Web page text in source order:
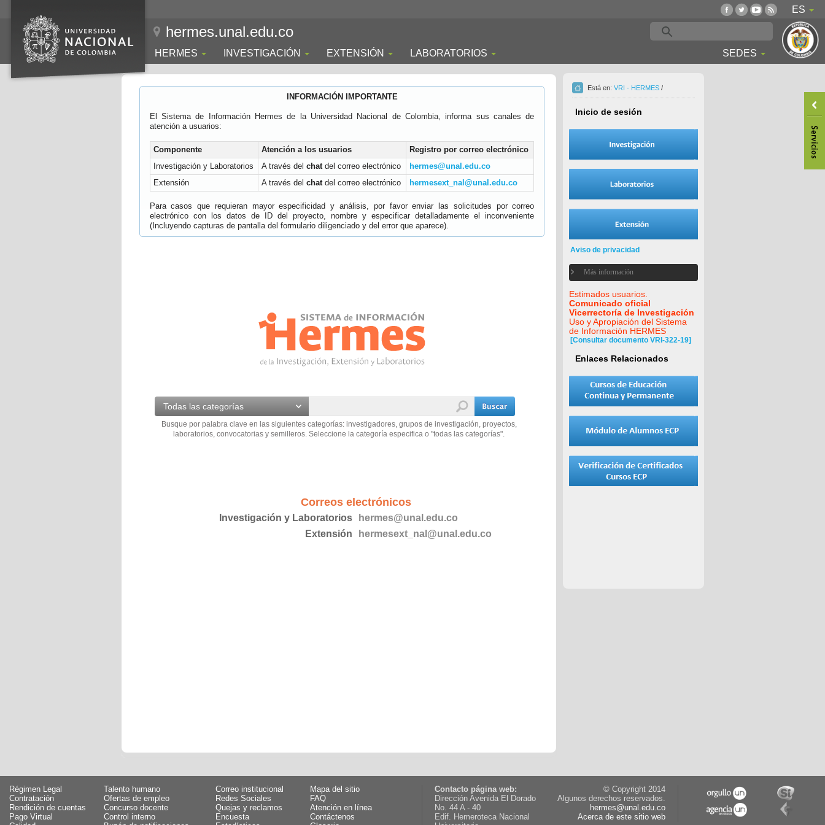
ES
hermes.unal.edu.co
HERMES INVESTIGACIÓN EXTENSIÓN LABORATORIOS SEDES
INFORMACIÓN IMPORTANTE
El Sistema de Información Hermes de la Universidad Nacional de Colombia, informa sus canales de
atención a usuarios:
Componente Atención a los usuarios
Registro por correo electrónico
Investigación y Laboratorios
A través del chatdel correo electrónico
hermes@unal.edu.co
Extensión
A través del chatdel correo electrónico hermesext_nal@unal.edu.co
Para casos que requieran mayor especificidad y análisis, por favor enviar las solicitudes por correo
electrónico con los datos de ID del proyecto, nombre y especificar detalladamente el inconveniente
(Incluyendo capturas de pantalla del formulario diligenciado y del error que aparece).
Todas las categorías
Busque por palabra clave en las siguientes categorías: investigadores, grupos de investigación, proyectos,
laboratorios, convocatorias y semilleros. Seleccione la categoría especifica o "todas las categorías".
Correos electrónicos
Investigación y Laboratorios
hermes@unal.edu.co
Extensión
hermesext_nal@unal.edu.co
Está en: VRI - HERMES /
Inicio de sesión
Aviso de privacidad
Más información
Estimados usuarios.
Comunicado oficial
Vicerrectoría de Investigación
Uso y Apropiación del Sistema
de Información HERMES
[Consultar documento VRI-322-19]
Enlaces Relacionados
Régimen Legal
Talento humano
Contratación
Ofertas de empleo
Rendición de cuentas
Concurso docente
Pago Virtual
Control interno
Correo institucional
Mapa del sitio
Redes Sociales
FAQ
Quejas y reclamos
Atención en línea
Encuesta
Contáctenos
Contacto página web:
Dirección Avenida El Dorado
No. 44 A - 40
Edif. Hemeroteca Nacional
© Copyright 2014
Algunos derechos reservados.
hermes@unal.edu.co
Acerca de este sitio web